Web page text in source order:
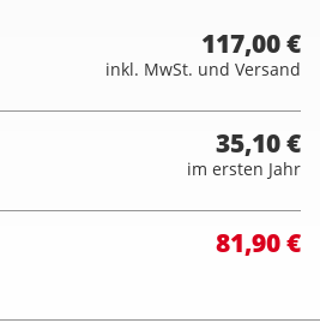
117,00 €
inkl. MwSt. und Versand
35,10 €
im ersten Jahr
81,90 €